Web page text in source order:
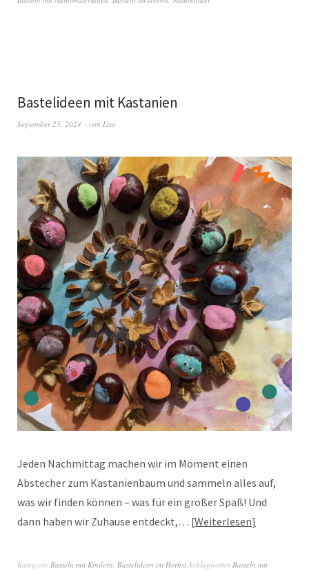
Bastelideen mit Kastanien
September 25, 2024 von Lisa
Jeden Nachmittag machen wir im Moment einen
Abstecher zum Kastanienbaum und sammeln alles auf,
was wir finden können – was für ein großer Spaß! Und
dann haben wir Zuhause entdeckt,… Weiterlesen
Kategorie Basteln mit Kindern, Bastelideen im Herbst SchlagwörterBasteln mit